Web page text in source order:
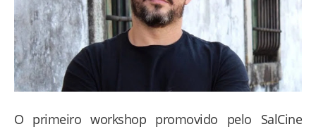
O primeiro workshop promovido pelo SalCine